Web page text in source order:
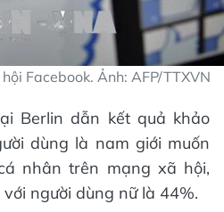
Facebook. Ảnh: AFP/TTXVN
Berlin dẫn kết quả khảo
dùng là nam giới muốn
nhân trên mạng xã hội,
người dùng nữ là 44%.